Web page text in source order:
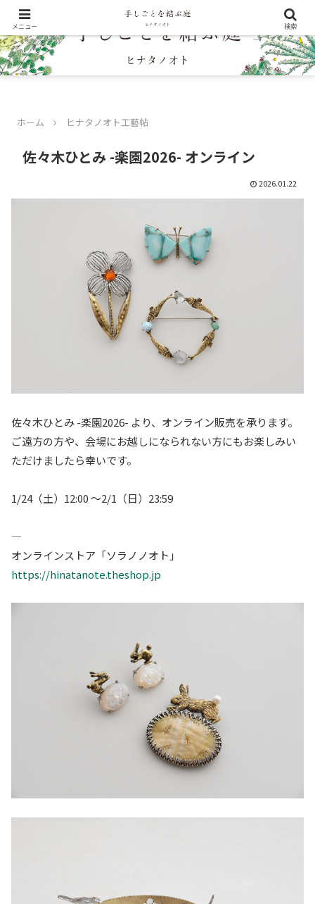
ホーム ヒナタノオト工藝帖
佐々木ひとみ -楽園2026- オンライン
2026.01.22
佐々木ひとみ -楽園2026- より、オンライン販売を承ります。
ご遠方の方や、会場にお越しになられない方にもお楽しみい
ただけましたら幸いです。
1/24（土）12:00 〜2/1（日）23:59
—
オンラインストア「ソラノノオト」
https://hinatanote.theshop.jp
メニュー 検索